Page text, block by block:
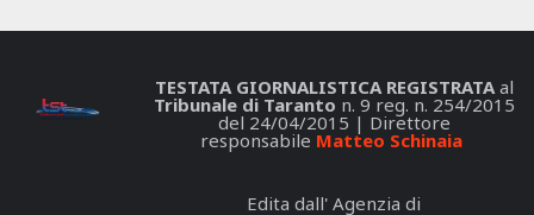
TESTATA GIORNALISTICA REGISTRATAal
Tribunale di Taranto n. 9 reg. n. 254/2015
del 24/04/2015 | Direttore
responsabile Matteo Schinaia
Edita dall' Agenzia di